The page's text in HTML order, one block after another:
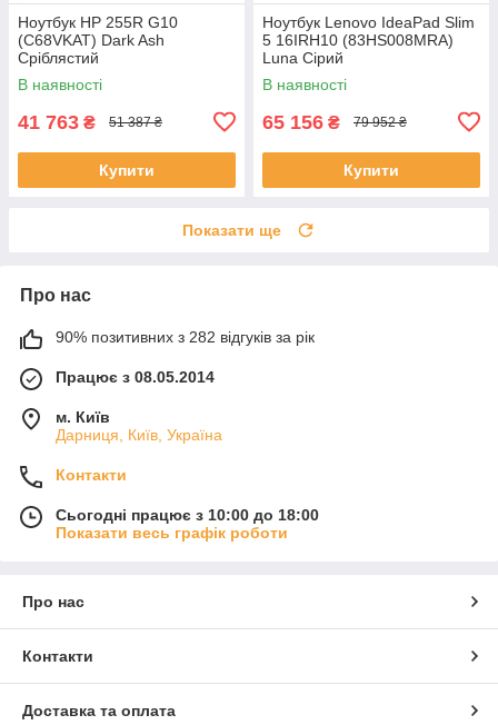
Ноутбук HP 255R G10
(C68VKAT) Dark Ash
Сріблястий
В наявності
41 763 ₴ 51 387 ₴
Купити
Ноутбук Lenovo IdeaPad Slim
5 16IRH10 (83HS008MRA)
Luna Сірий
В наявності
65 156 ₴ 79 952 ₴
Купити
Показати ще
Про нас
90% позитивних з 282 відгуків за рік
Працює з 08.05.2014
м. Київ
Дарниця, Київ, Україна
Контакти
Сьогодні працює з 10:00 до 18:00
Показати весь графік роботи
Про нас
Контакти
Доставка та оплата